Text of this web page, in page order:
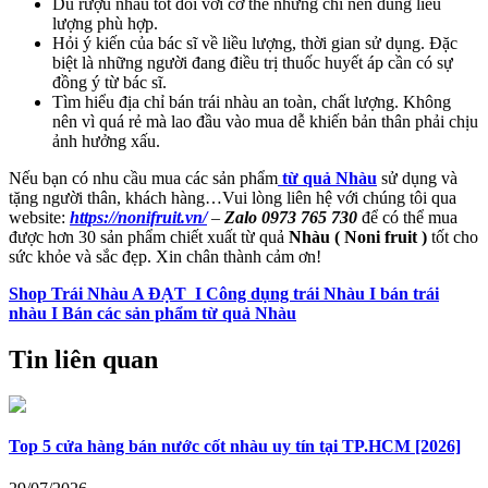
lượng phù hợp.
Hỏi ý kiến của bác sĩ về liều lượng, thời gian sử dụng. Đặc
biệt là những người đang điều trị thuốc huyết áp cần có sự
đồng ý từ bác sĩ.
Tìm hiểu địa chỉ bán trái nhàu an toàn, chất lượng. Không
nên vì quá rẻ mà lao đầu vào mua dễ khiến bản thân phải chịu
ảnh hưởng xấu.
Nếu bạn có nhu cầu mua các sản phẩm từ quả Nhàu sử dụng và
tặng người thân, khách hàng…Vui lòng liên hệ với chúng tôi qua
website: https://nonifruit.vn/– Zalo 0973 765 730 để có thể mua
được hơn 30 sản phẩm chiết xuất từ quả Nhàu ( Noni fruit ) tốt cho
sức khỏe và sắc đẹp. Xin chân thành cảm ơn!
Shop Trái Nhàu A ĐẠT I Công dụng trái Nhàu I bán trái
nhàu I Bán các sản phẩm từ quả Nhàu
Tin liên quan
Top 5 cửa hàng bán nước cốt nhàu uy tín tại TP.HCM [2026]